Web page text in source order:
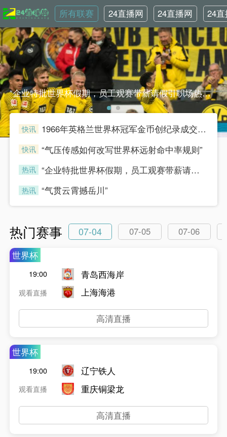
所有联赛
24直播网
NBA
24直播网
世界杯
24
英
“企业特批世界杯假期，员工观赛带薪请假引职场热议”“企业特批世界杯假期，员工观赛带薪请假引职场热议”
快讯
1966年英格兰世界杯冠军金币创纪录成交，足球收藏热潮持续升温
快讯 “气压传感如何改写世界杯远射命中率规则”
热讯
“企业特批世界杯假期，员工观赛带薪请假引职场热议”
热讯 “气贯云霄撼岳川”
热门赛事 07-04 07-05
07-06
世界杯
19:00
观看直播
青岛西海岸
上海海港
高清直播
世界杯
19:00
观看直播
辽宁铁人
重庆铜梁龙
高清直播